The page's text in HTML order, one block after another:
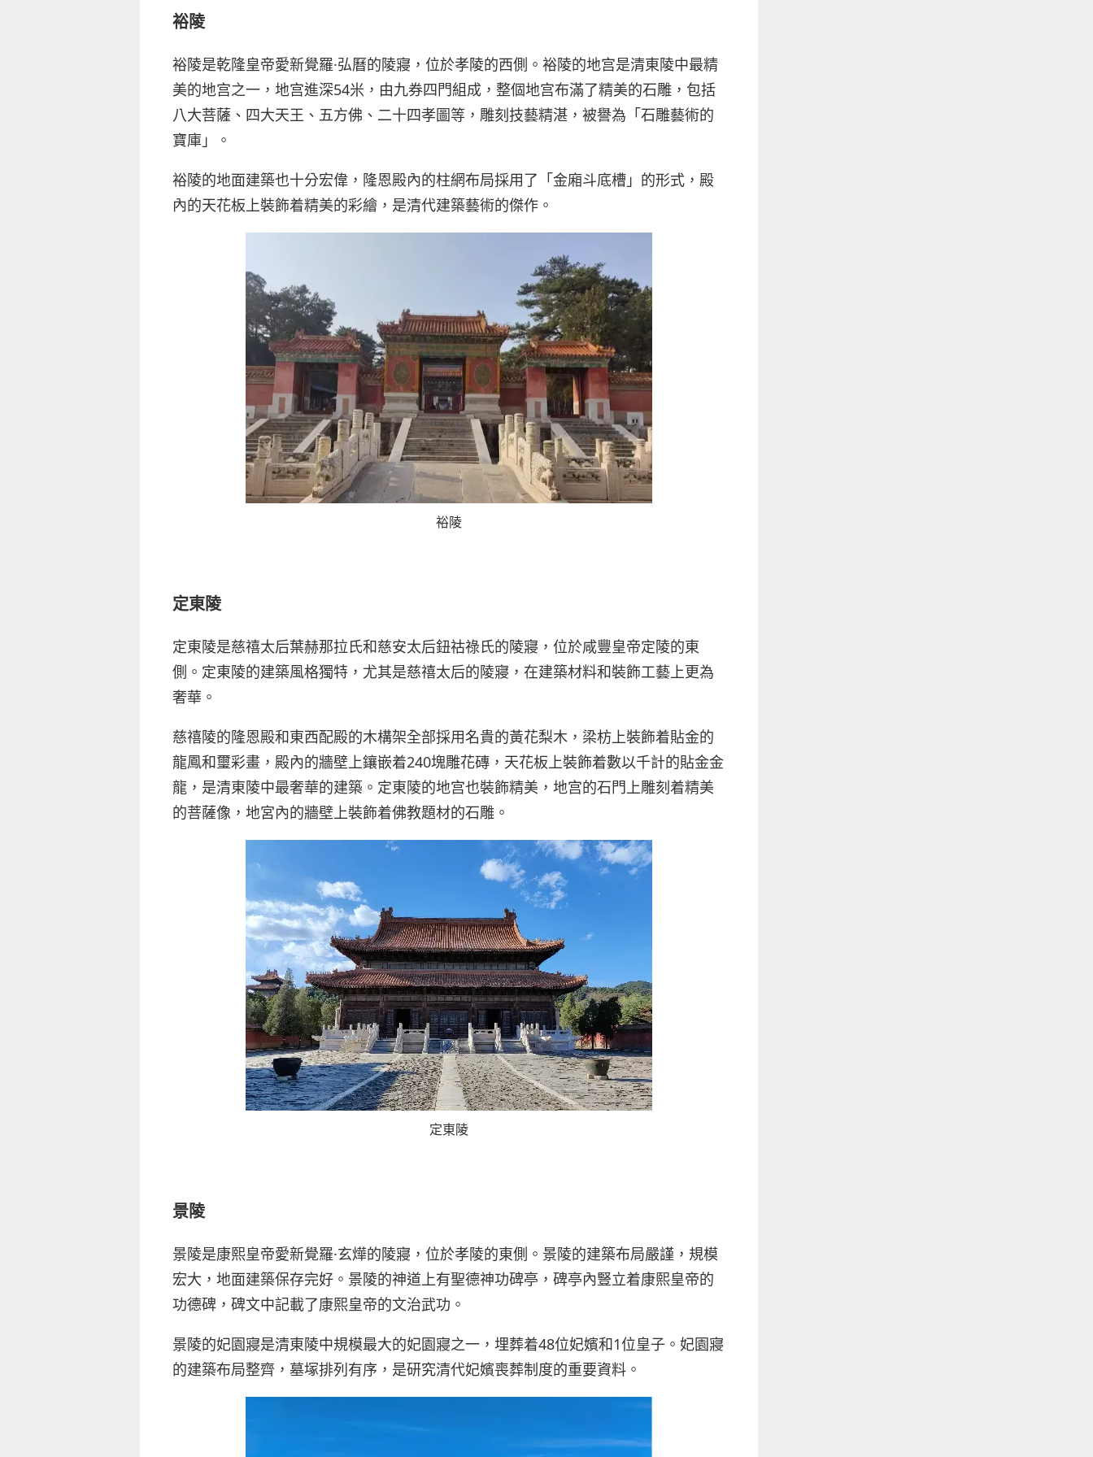
裕陵
裕陵是乾隆皇帝愛新覺羅·弘曆的陵寢，位於孝陵的西側。裕陵的地宫是清東陵中最精
美的地宫之一，地宫進深54米，由九券四門組成，整個地宫布滿了精美的石雕，包括
八大菩薩、四大天王、五方佛、二十四孝圖等，雕刻技藝精湛，被譽為「石雕藝術的
寶庫」。
裕陵的地面建築也十分宏偉，隆恩殿內的柱網布局採用了「金廂斗底槽」的形式，殿
內的天花板上裝飾着精美的彩繪，是清代建築藝術的傑作。
裕陵
定東陵
定東陵是慈禧太后葉赫那拉氏和慈安太后鈕祜祿氏的陵寢，位於咸豐皇帝定陵的東
側。定東陵的建築風格獨特，尤其是慈禧太后的陵寢，在建築材料和裝飾工藝上更為
奢華。
慈禧陵的隆恩殿和東西配殿的木構架全部採用名貴的黃花梨木，梁枋上裝飾着貼金的
龍鳳和璽彩畫，殿內的牆壁上鑲嵌着240塊雕花磚，天花板上裝飾着數以千計的貼金金
龍，是清東陵中最奢華的建築。定東陵的地宫也裝飾精美，地宫的石門上雕刻着精美
的菩薩像，地宮內的牆壁上裝飾着佛教題材的石雕。
定東陵
景陵
景陵是康熙皇帝愛新覺羅·玄燁的陵寢，位於孝陵的東側。景陵的建築布局嚴謹，規模
宏大，地面建築保存完好。景陵的神道上有聖德神功碑亭，碑亭內豎立着康熙皇帝的
功德碑，碑文中記載了康熙皇帝的文治武功。
景陵的妃園寢是清東陵中規模最大的妃園寢之一，埋葬着48位妃嬪和1位皇子。妃園寢
的建築布局整齊，墓塚排列有序，是研究清代妃嬪喪葬制度的重要資料。